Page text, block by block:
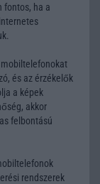
fontos, ha a
és az érzékelők
a képek
akkor
felbontású
rendszerek